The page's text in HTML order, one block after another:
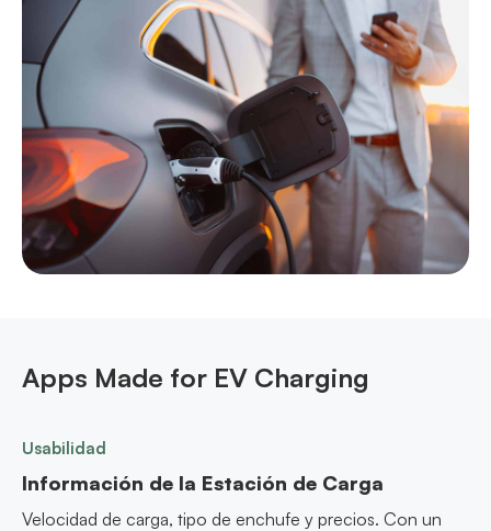
Apps Made for EV Charging
Usabilidad
Información de la Estación de Carga
Velocidad de carga, tipo de enchufe y precios. Con un